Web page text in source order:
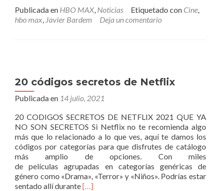
espectacular
película
Bardem
puedes
disfrutar
para
cerrar
el
fin
de
semana
Publicada en HBO MAX, Noticias Etiquetado con Cine,
hbo max, Javier Bardem Deja un comentario
20 códigos secretos de Netflix
Publicada en 14 julio, 2021
20 CODIGOS SECRETOS DE NETFLIX 2021 QUE YA
NO SON SECRETOS Si Netflix no te recomienda algo
más que lo relacionado a lo que ves, aquí te damos los
códigos por categorías para que disfrutes de catálogo
más amplio de opciones. Con miles
de películas agrupadas en categorías genéricas de
género como «Drama», «Terror» y «Niños». Podrías estar
sentado allí duranteLeer
[…]